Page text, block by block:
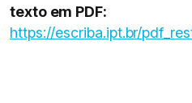
texto em PDF:
https://escriba.ipt.br/